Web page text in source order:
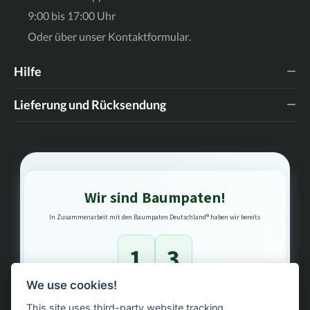
9:00 bis 17:00 Uhr
Oder über unser Kontaktformular.
Hilfe
Lieferung und Rücksendung
Wir sind Baumpaten!
In Zusammenarbeit mit den Baumpaten Deutschland® haben wir bereits
1 3
We use cookies!